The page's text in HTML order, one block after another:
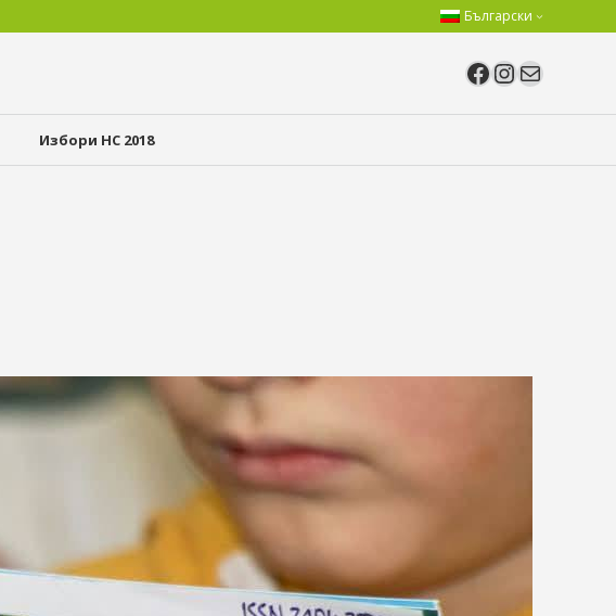
Български
Facebook
Instagram
Имейл
Избори НС 2018